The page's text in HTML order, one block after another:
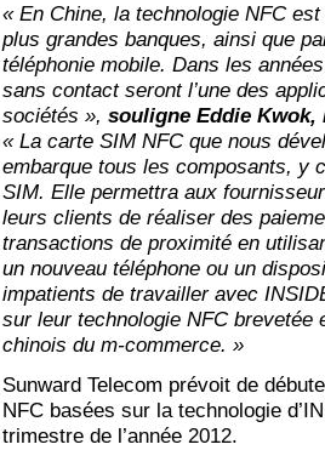
« En Chine, la technologie NFC
plus grandes banques, ainsi que
téléphonie mobile. Dans les
sans contact seront l’une des
sociétés », souligne Eddie Kwok,
« La carte SIM NFC que nous
embarque tous les composants, y
SIM. Elle permettra aux
leurs clients de réaliser des
transactions de proximité en
un nouveau téléphone ou un
impatients de travailler avec
sur leur technologie NFC brevetée
chinois du m-commerce. »
Sunward Telecom prévoit de
NFC basées sur la technologie
trimestre de l’année 2012.